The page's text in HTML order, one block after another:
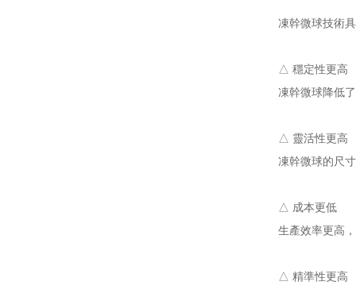
凍幹微球技術
△ 穩定性更高
凍幹微球降低
△ 靈活性更高
凍幹微球的尺
△ 成本更低
生產效率更高
△ 精準性更高